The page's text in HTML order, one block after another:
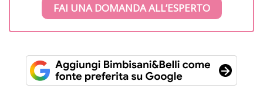
FAI UNA DOMANDA ALL’ESPERTO